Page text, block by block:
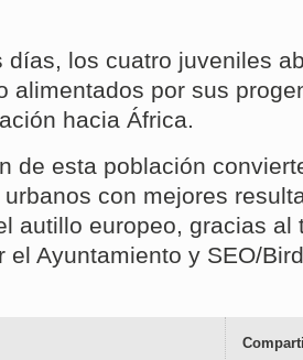
días, los cuatro juveniles
alimentados por sus
hacia África.
de esta población
con mejores
autillo europeo, gracias al
el Ayuntamiento y SEO/